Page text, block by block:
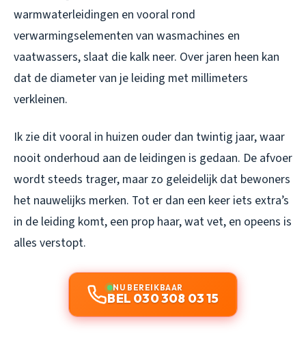
warmwaterleidingen en vooral rond
verwarmingselementen van wasmachines en
vaatwassers, slaat die kalk neer. Over jaren heen kan
dat de diameter van je leiding met millimeters
verkleinen.
Ik zie dit vooral in huizen ouder dan twintig jaar, waar
nooit onderhoud aan de leidingen is gedaan. De afvoer
wordt steeds trager, maar zo geleidelijk dat bewoners
het nauwelijks merken. Tot er dan een keer iets extra’s
in de leiding komt, een prop haar, wat vet, en opeens is
alles verstopt.
NU BEREIKBAAR
BEL 030 308 03 15